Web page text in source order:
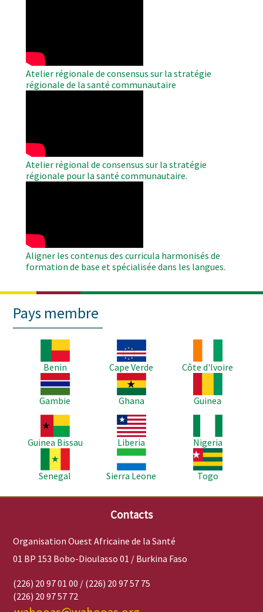
Atelier régionale de consensus sur la stratégie
régionale de la santé communautaire
Atelier régional de consensus sur la stratégie
régionale pour la santé communautaire.
Aligner les contenus des curricula harmonisés de
formation de base et spécialisée dans les langues.
Pays membre
Benin
Image
Cape Verde
Côte d'Ivoire
Image
Gambie
Image
Ghana
Guinea
Image
Guinea Bissau
Image
Liberia
Nigeria
Senegal
Image
Sierra Leone
Image
Togo
Contacts
Organisation Ouest Africaine de la Santé
01 BP 153 Bobo-Dioulasso 01 / Burkina Faso
(226) 20 97 01 00 / (226) 20 97 57 75
(226) 20 97 57 72